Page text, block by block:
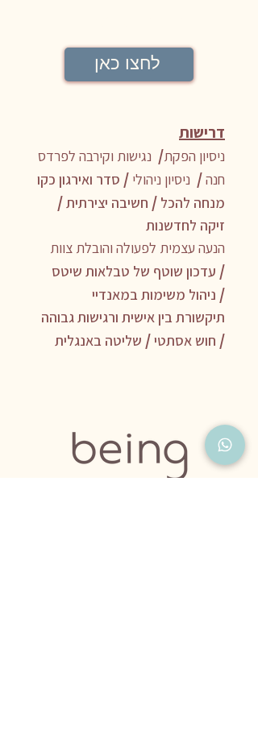
לחצו כאן
דרישות
ניסיון הפקת/ נגישות וקירבה לפרדס
חנה/ ניסיון ניהולי / סדר ואירגון כקו
מנחה להכל / חשיבה יצירתית/
זיקה לחדשנות
הנעה עצמית לפעולה והובלת צוות
/ עדכון שוטף של טבלאות שיטס
/ ניהול משימות במאנדיי
תיקשורת בין אישית ורגישות גבוהה
/ חוש אסתטי/ שליטה באנגלית